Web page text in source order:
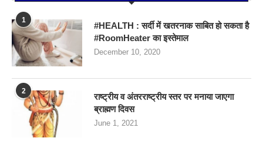
1
#HEALTH : सर्दी में खतरनाक साबित हो सकता है
#RoomHeater का इस्तेमाल
December 10, 2020
2
राष्ट्रीय व अंतरराष्ट्रीय स्तर पर मनाया जाएगा
ब्राह्मण दिवस
June 1, 2021